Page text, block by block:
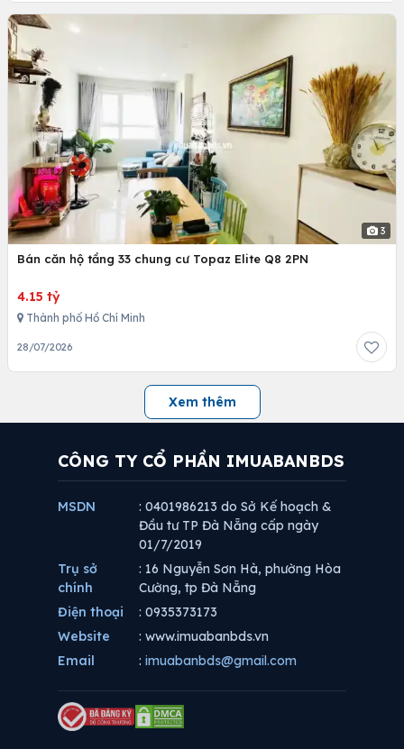
3
Bán căn hộ tầng 33 chung cư Topaz Elite Q8 2PN
4.15 tỷ
Thành phố Hồ Chí Minh
28/07/2026
Xem thêm
CÔNG TY CỔ PHẦN IMUABANBDS
MSDN
: 0401986213 do Sở Kế hoạch &
Đầu tư TP Đà Nẵng cấp ngày
01/7/2019
Trụ sở
chính
: 16 Nguyễn Sơn Hà, phường Hòa
Cường, tp Đà Nẵng
Điện thoại
: 0935373173
Website
: www.imuabanbds.vn
Email
: imuabanbds@gmail.com